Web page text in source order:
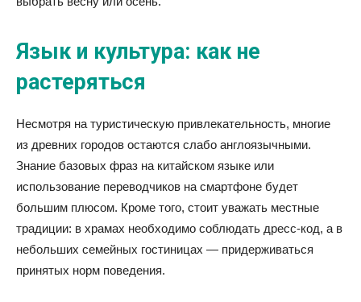
Язык и культура: как не
растеряться
Несмотря на туристическую привлекательность, многие
из древних городов остаются слабо англоязычными.
Знание базовых фраз на китайском языке или
использование переводчиков на смартфоне будет
большим плюсом. Кроме того, стоит уважать местные
традиции: в храмах необходимо соблюдать дресс-код, а в
небольших семейных гостиницах — придерживаться
принятых норм поведения.